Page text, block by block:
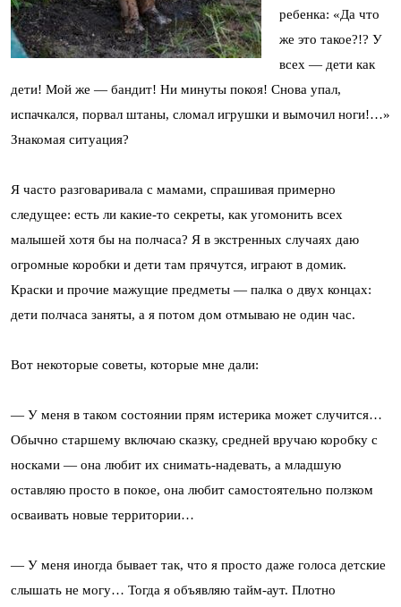
ребенка: «Да что
же это такое?!? У
всех — дети как
дети! Мой же — бандит! Ни минуты покоя! Снова упал,
испачкался, порвал штаны, сломал игрушки и вымочил ноги!…»
Знакомая ситуация?
Я часто разговаривала с мамами, спрашивая примерно
следущее: есть ли какие-то секреты, как угомонить всех
малышей хотя бы на полчаса? Я в экстренных случаях даю
огромные коробки и дети там прячутся, играют в домик.
Краски и прочие мажущие предметы — палка о двух концах:
дети полчаса заняты, а я потом дом отмываю не один час.
Вот некоторые советы, которые мне дали:
— У меня в таком состоянии прям истерика может случится…
Обычно старшему включаю сказку, средней вручаю коробку с
носками — она любит их снимать-надевать, а младшую
оставляю просто в покое, она любит самостоятельно ползком
осваивать новые территории…
— У меня иногда бывает так, что я просто даже голоса детские
слышать не могу… Тогда я объявляю тайм-аут. Плотно